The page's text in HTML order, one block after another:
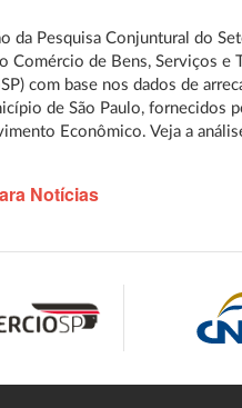
da Pesquisa Conjuntural do
Comércio de Bens, Serviços e
com base nos dados de
de São Paulo, fornecidos
Econômico. Veja a
Notícias